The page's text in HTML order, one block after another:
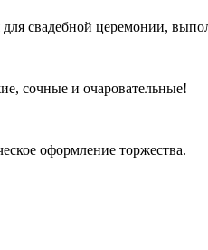
свадебной церемонии,
сочные и очаровательные!
оформление торжества.